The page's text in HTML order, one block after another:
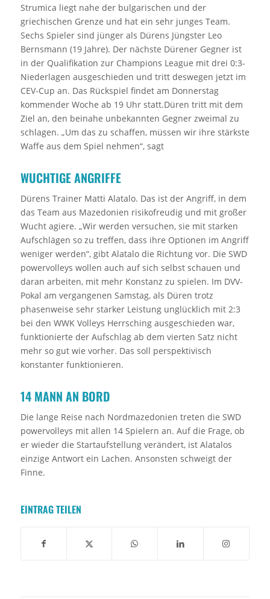
Strumica liegt nahe der bulgarischen und der
griechischen Grenze und hat ein sehr junges Team.
Sechs Spieler sind jünger als Dürens Jüngster Leo
Bernsmann (19 Jahre). Der nächste Dürener Gegner ist
in der Qualifikation zur Champions League mit drei 0:3-
Niederlagen ausgeschieden und tritt deswegen jetzt im
CEV-Cup an. Das Rückspiel findet am Donnerstag
kommender Woche ab 19 Uhr statt.Düren tritt mit dem
Ziel an, den beinahe unbekannten Gegner zweimal zu
schlagen. „Um das zu schaffen, müssen wir ihre stärkste
Waffe aus dem Spiel nehmen“, sagt
WUCHTIGE ANGRIFFE
Dürens Trainer Matti Alatalo. Das ist der Angriff, in dem
das Team aus Mazedonien risikofreudig und mit großer
Wucht agiere. „Wir werden versuchen, sie mit starken
Aufschlägen so zu treffen, dass ihre Optionen im Angriff
weniger werden“, gibt Alatalo die Richtung vor. Die SWD
powervolleys wollen auch auf sich selbst schauen und
daran arbeiten, mit mehr Konstanz zu spielen. Im DVV-
Pokal am vergangenen Samstag, als Düren trotz
phasenweise sehr starker Leistung unglücklich mit 2:3
bei den WWK Volleys Herrsching ausgeschieden war,
funktionierte der Aufschlag ab dem vierten Satz nicht
mehr so gut wie vorher. Das soll perspektivisch
konstanter funktionieren.
14 MANN AN BORD
Die lange Reise nach Nordmazedonien treten die SWD
powervolleys mit allen 14 Spielern an. Auf die Frage, ob
er wieder die Startaufstellung verändert, ist Alatalos
einzige Antwort ein Lachen. Ansonsten schweigt der
Finne.
EINTRAG TEILEN